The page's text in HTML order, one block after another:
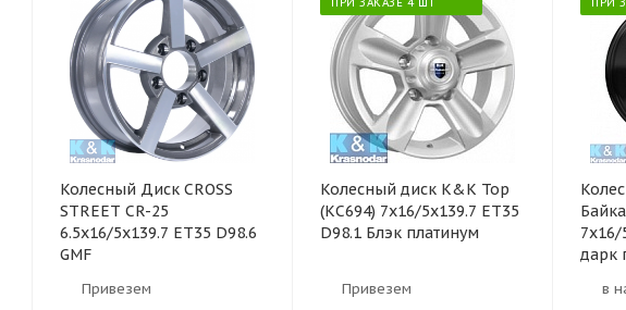
Колесный Диск CROSS
STREET CR-25
6.5х16/5х139.7 ET35 D98.6
GMF
Привезем
Колесный диск K&K Тор
(КС694) 7x16/5x139.7 ET35
D98.1 Блэк платинум
Привезем
7x16/
дарк
в